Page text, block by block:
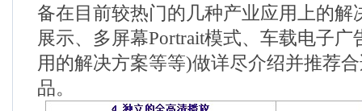
备在目前较热门的几种产业应用上的解
展示、多屏幕Portrait模式、车载电子广
用的解决方案等等)做详尽介绍并推荐
品。